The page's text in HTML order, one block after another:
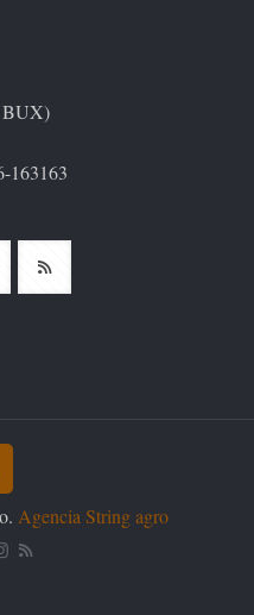
BUX)
163163
Agencia String agro